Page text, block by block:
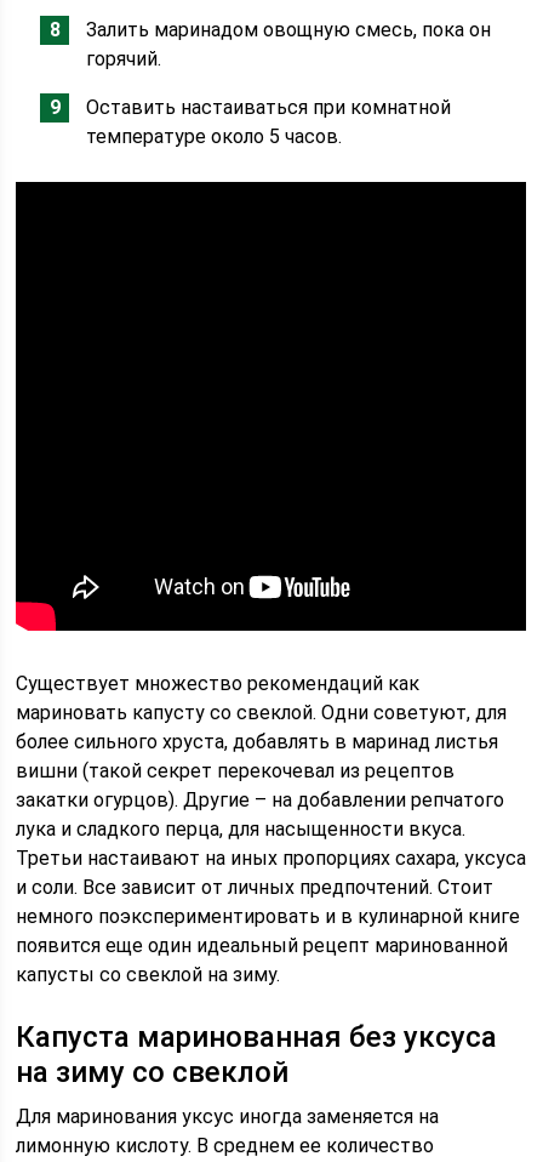
Залить маринадом овощную смесь, пока он
горячий.
Оставить настаиваться при комнатной
температуре около 5 часов.
Существует множество рекомендаций как
мариновать капусту со свеклой. Одни советуют, для
более сильного хруста, добавлять в маринад листья
вишни (такой секрет перекочевал из рецептов
закатки огурцов). Другие – на добавлении репчатого
лука и сладкого перца, для насыщенности вкуса.
Третьи настаивают на иных пропорциях сахара, уксуса
и соли. Все зависит от личных предпочтений. Стоит
немного поэкспериментировать и в кулинарной книге
появится еще один идеальный рецепт маринованной
капусты со свеклой на зиму.
Капуста маринованная без уксуса
на зиму со свеклой
Для маринования уксус иногда заменяется на
лимонную кислоту. В среднем ее количество